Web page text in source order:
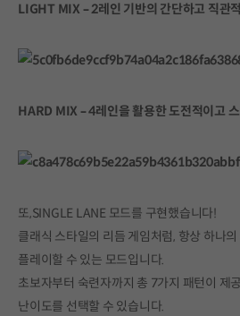
LIGHT MIX – 2레인 기반의 간단하고 직관
HARD MIX – 4레인을 활용한 도전적이고
또,SINGLE LANE 모드를 구현했습니다!
클래식 스타일의 리듬 게임처럼, 항상 하나
플레이할 수 있는 모드입니다.
초보자부터 숙련자까지 총 7가지 패턴이 제
난이도를 선택할 수 있습니다.